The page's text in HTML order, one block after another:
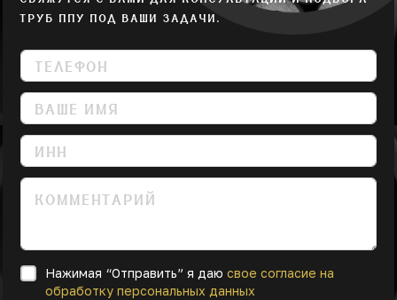
ТРУБ ППУ ПОД ВАШИ ЗАДАЧИ.
Нажимая “Отправить” я даю свое согласие на
обработку персональных данных